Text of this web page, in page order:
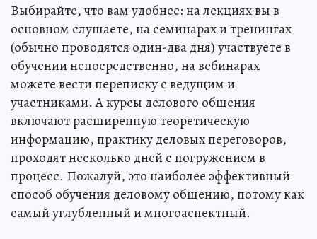
Выбирайте, что вам удобнее: на лекциях вы в
основном слушаете, на семинарах и тренингах
(обычно проводятся один-два дня) участвуете в
обучении непосредственно, на вебинарах
можете вести переписку с ведущим и
участниками. А курсы делового общения
включают расширенную теоретическую
информацию, практику деловых переговоров,
проходят несколько дней с погружением в
процесс. Пожалуй, это наиболее эффективный
способ обучения деловому общению, потому как
самый углубленный и многоаспектный.